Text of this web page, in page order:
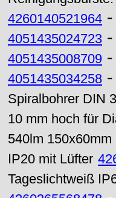
4260140521964 -
4051435024723 -
4051435008709 -
4051435034258 -
Spiralbohrer DIN
10 mm hoch für
540lm
IP20 mit Lüfter
Tageslichtweiß